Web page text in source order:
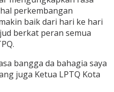
perkembangan
baik dari hari ke hari
berkat peran semua
bangga da bahagia saya
juga Ketua LPTQ Kota